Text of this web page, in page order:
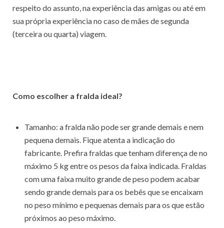
respeito do assunto, na experiência das amigas ou até em
sua própria experiência no caso de mães de segunda
(terceira ou quarta) viagem.
Como escolher a fralda ideal?
Tamanho: a fralda não pode ser grande demais e nem
pequena demais. Fique atenta a indicação do
fabricante. Prefira fraldas que tenham diferença de no
máximo 5 kg entre os pesos da faixa indicada. Fraldas
com uma faixa muito grande de peso podem acabar
sendo grande demais para os bebês que se encaixam
no peso mínimo e pequenas demais para os que estão
próximos ao peso máximo.